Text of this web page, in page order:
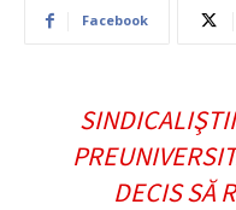
Facebook
DECIS SĂ